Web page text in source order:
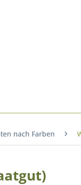
nach Farben